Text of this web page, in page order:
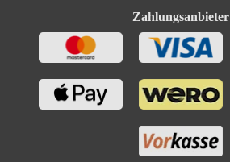
Zahlungsanbieter